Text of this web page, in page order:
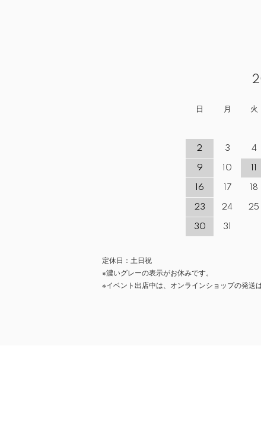
日 月 火
2 3 4
9 10
16 17 18
23 24 25
30 31
定休日：土日祝
※濃いグレーの表示がお休みです。
※イベント出店中は、オンラインショップの発送